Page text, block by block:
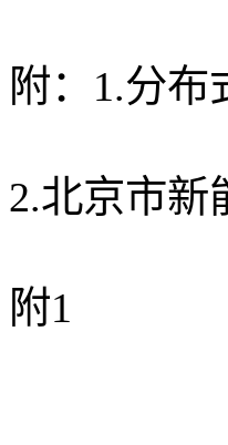
附：1.分
2.北京市新
附1